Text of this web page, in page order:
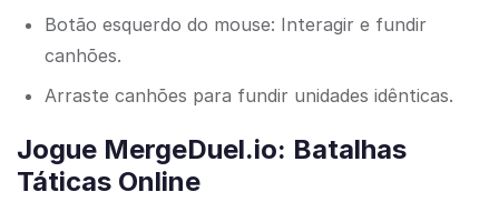
Botão esquerdo do mouse: Interagir e fundir
canhões.
Arraste canhões para fundir unidades idênticas.
Jogue MergeDuel.io: Batalhas
Táticas Online